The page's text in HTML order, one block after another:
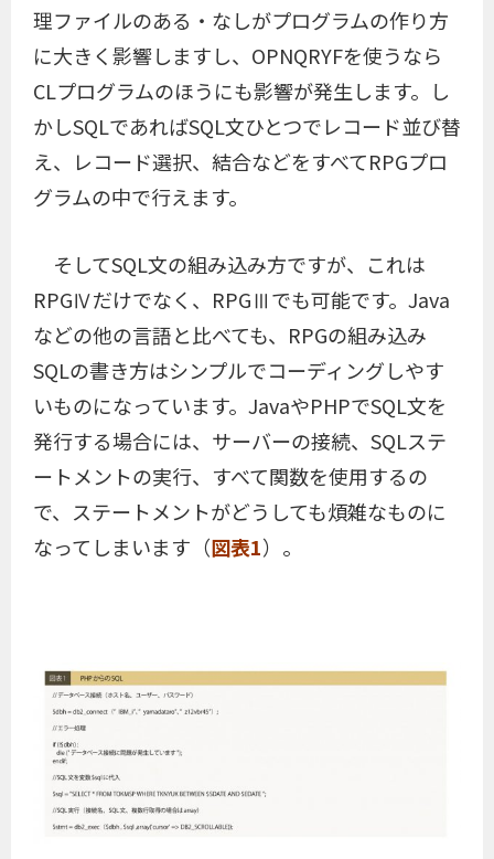
理ファイルのある・なしがプログラムの作り方
に大きく影響しますし、OPNQRYFを使うなら
CLプログラムのほうにも影響が発生します。し
かしSQLであればSQL文ひとつでレコード並び替
え、レコード選択、結合などをすべてRPGプロ
グラムの中で行えます。
そしてSQL文の組み込み方ですが、これは
RPGⅣだけでなく、RPGⅢでも可能です。Java
などの他の言語と比べても、RPGの組み込み
SQLの書き方はシンプルでコーディングしやす
いものになっています。JavaやPHPでSQL文を
発行する場合には、サーバーの接続、SQLステ
ートメントの実行、すべて関数を使用するの
で、ステートメントがどうしても煩雑なものに
なってしまいます（図表1）。